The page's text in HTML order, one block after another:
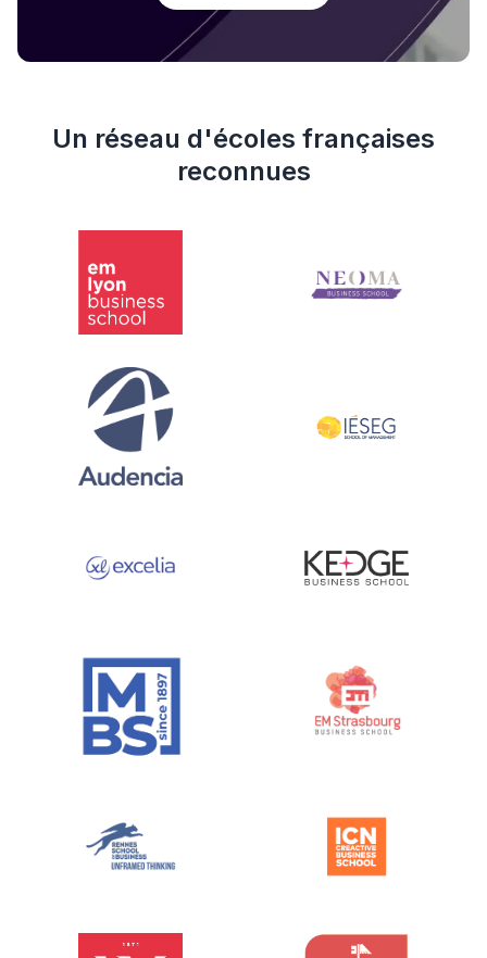
Un réseau d'écoles françaises
reconnues